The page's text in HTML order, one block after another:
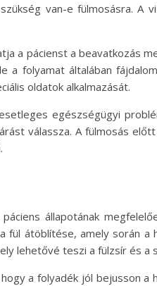
van-e fülmosásra. A
a pácienst a beavatkozás
folyamat általában
oldatok alkalmazását.
egészségügyi
válassza. A fülmosás
állapotának
fül átöblítése, amely során
lehetővé teszi a fülzsír és a
a folyadék jól bejusson a